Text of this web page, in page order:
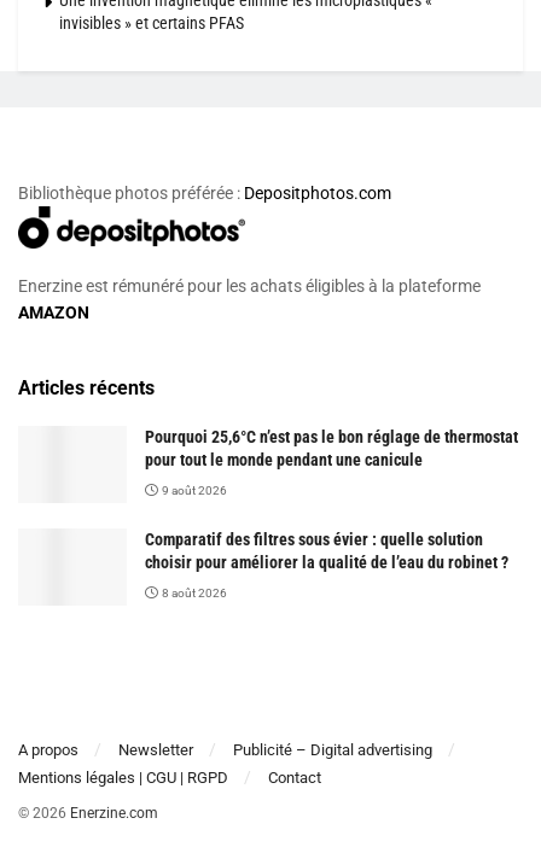
invisibles » et certains PFAS
Bibliothèque photos préférée : Depositphotos.com
Enerzine est rémunéré pour les achats éligibles à la plateforme
AMAZON
Articles récents
Pourquoi 25,6°C n’est pas le bon réglage de thermostat
pour tout le monde pendant une canicule
9 août 2026
Comparatif des filtres sous évier : quelle solution
choisir pour améliorer la qualité de l’eau du robinet ?
8 août 2026
A propos Newsletter
Publicité – Digital advertising
Mentions légales | CGU | RGPD
Contact
© 2026 Enerzine.com